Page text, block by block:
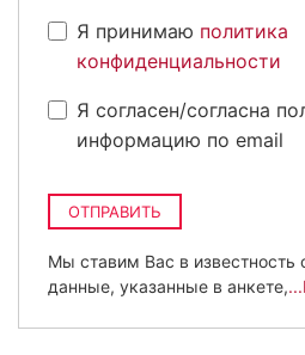
Я принимаю политика
конфиденциальности
Я согласен/согласна
информацию по email
ОТПРАВИТЬ
Мы ставим Вас в известность
данные, указанные в анкете,